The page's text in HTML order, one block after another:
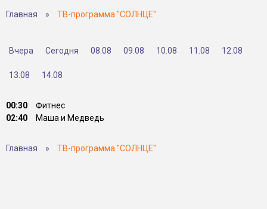
Главная » ТВ-программа "СОЛНЦЕ"
Вчера Сегодня 08.08 09.08 10.08 11.08 12.08
13.08 14.08
00:30
Фитнес
02:40
Маша и Медведь
Главная » ТВ-программа "СОЛНЦЕ"